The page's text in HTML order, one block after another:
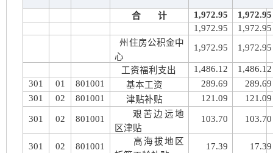
合 计 1,972.95
1,972.95
1,972.95
1,972.95
州住房公积金中
心
1,972.95 1,972.95
工资福利支出 1,486.12
1,486.12
301
01 801001 基本工资 289.69
289.69
301
02 801001 津贴补贴 121.09 121.09
301 02 801001
艰苦边远地
区津贴
103.70 103.70
301 02 801001
高海拔地区
17.39 17.39